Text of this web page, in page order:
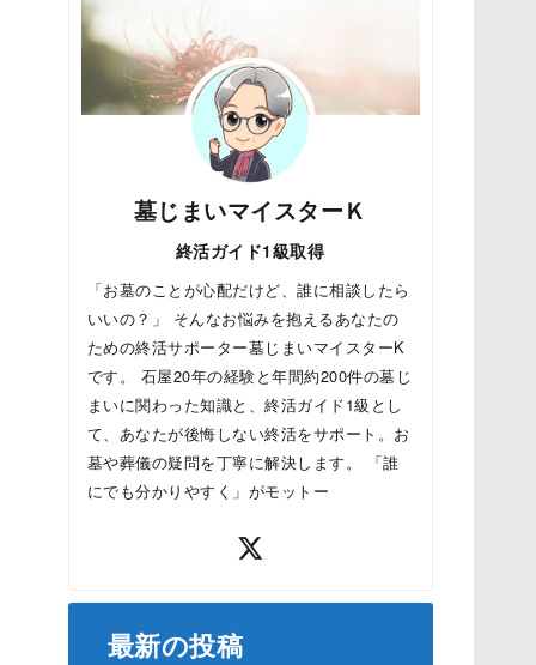
墓じまいマイスターＫ
終活ガイド1級取得
「お墓のことが心配だけど、誰に相談したら
いいの？」 そんなお悩みを抱えるあなたの
ための終活サポーター墓じまいマイスターK
です。 石屋20年の経験と年間約200件の墓じ
まいに関わった知識と、終活ガイド1級とし
て、あなたが後悔しない終活をサポート。お
墓や葬儀の疑問を丁寧に解決します。 「誰
にでも分かりやすく」がモットー
最新の投稿